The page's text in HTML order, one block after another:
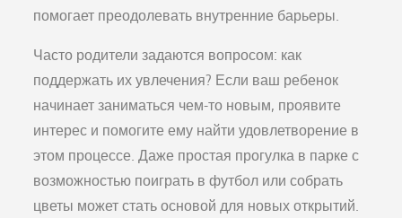
помогает преодолевать внутренние барьеры.
Часто родители задаются вопросом: как
поддержать их увлечения? Если ваш ребенок
начинает заниматься чем-то новым, проявите
интерес и помогите ему найти удовлетворение в
этом процессе. Даже простая прогулка в парке с
возможностью поиграть в футбол или собрать
цветы может стать основой для новых открытий.